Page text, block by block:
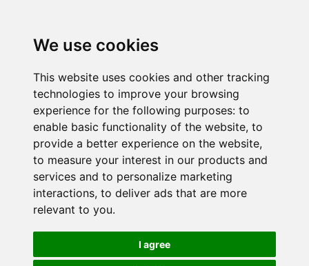
We use cookies
This website uses cookies and other tracking
technologies to improve your browsing
experience for the following purposes: to
enable basic functionality of the website, to
provide a better experience on the website,
to measure your interest in our products and
services and to personalize marketing
interactions, to deliver ads that are more
relevant to you.
I agree